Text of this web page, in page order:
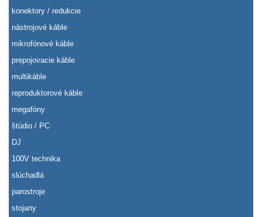
konektory / redukcie
nástrojové káble
mikrofónové káble
prepojovacie káble
multikáble
reproduktorové káble
megafóny
štúdio / PC
DJ
100V technika
slúchadlá
parostroje
stojany